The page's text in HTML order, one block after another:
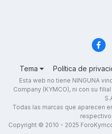
Tema Política de
Esta web no tiene NINGUNA
Company (KYMCO), ni con su
Todas las marcas que aparecen
Copyright © 2010 - 2025